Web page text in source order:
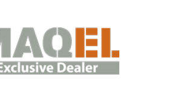
MAQEL
Más información